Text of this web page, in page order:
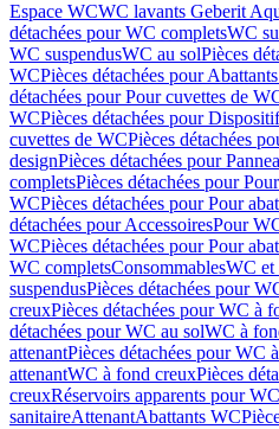
Espace WCWC lavants Geberit
détachées pour WC completsWC
WC suspendusWC au solPièces
WCPièces détachées pour
détachées pour Pour cuvettes de
WCPièces détachées pour
cuvettes de WCPièces détachées
designPièces détachées pour
completsPièces détachées pour
WCPièces détachées pour Pour
détachées pour AccessoiresPour
WCPièces détachées pour Pour
WC completsConsommablesWC et
suspendusPièces détachées pour
creuxPièces détachées pour WC à
détachées pour WC au solWC à
attenantPièces détachées pour WC
attenantWC à fond creuxPièces
creuxRéservoirs apparents pour
sanitaireAttenantAbattants WC